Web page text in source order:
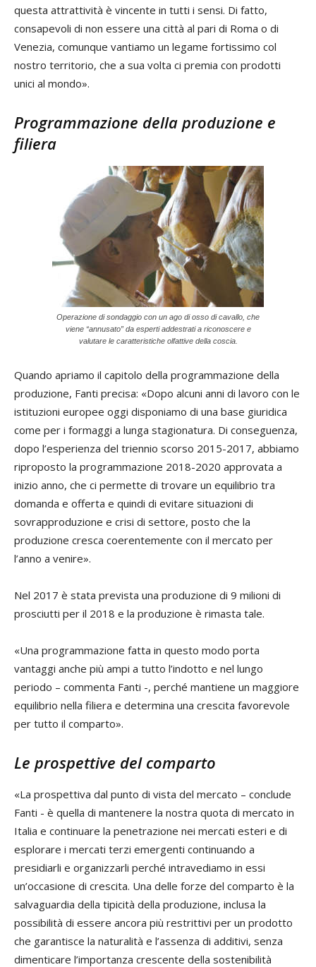
questa attrattività è vincente in tutti i sensi. Di fatto,
consapevoli di non essere una città al pari di Roma o di
Venezia, comunque vantiamo un legame fortissimo col
nostro territorio, che a sua volta ci premia con prodotti
unici al mondo».
Programmazione della produzione e
filiera
Operazione di sondaggio con un ago di osso di cavallo, che
viene “annusato” da esperti addestrati a riconoscere e
valutare le caratteristiche olfattive della coscia.
Quando apriamo il capitolo della programmazione della
produzione, Fanti precisa: «Dopo alcuni anni di lavoro con le
istituzioni europee oggi disponiamo di una base giuridica
come per i formaggi a lunga stagionatura. Di conseguenza,
dopo l’esperienza del triennio scorso 2015-2017, abbiamo
riproposto la programmazione 2018-2020 approvata a
inizio anno, che ci permette di trovare un equilibrio tra
domanda e offerta e quindi di evitare situazioni di
sovrapproduzione e crisi di settore, posto che la
produzione cresca coerentemente con il mercato per
l’anno a venire».
Nel 2017 è stata prevista una produzione di 9 milioni di
prosciutti per il 2018 e la produzione è rimasta tale.
«Una programmazione fatta in questo modo porta
vantaggi anche più ampi a tutto l’indotto e nel lungo
periodo – commenta Fanti -, perché mantiene un maggiore
equilibrio nella filiera e determina una crescita favorevole
per tutto il comparto».
Le prospettive del comparto
«La prospettiva dal punto di vista del mercato – conclude
Fanti - è quella di mantenere la nostra quota di mercato in
Italia e continuare la penetrazione nei mercati esteri e di
esplorare i mercati terzi emergenti continuando a
presidiarli e organizzarli perché intravediamo in essi
un’occasione di crescita. Una delle forze del comparto è la
salvaguardia della tipicità della produzione, inclusa la
possibilità di essere ancora più restrittivi per un prodotto
che garantisce la naturalità e l’assenza di additivi, senza
dimenticare l’importanza crescente della sostenibilità